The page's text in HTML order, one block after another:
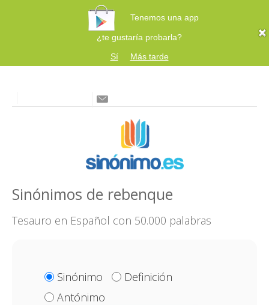
Tenemos una app
¿te gustaría probarla?
Sí
Más tarde
Sinónimos de rebenque
Tesauro en Español con 50.000 palabras
Sinónimo
Definición
Antónimo